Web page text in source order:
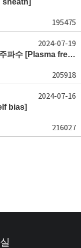
195475
Dielectric Etcher(CCP)에서 사용하는 주파수 [Plasma frequency 및 RF sheath]
205918
2024-07-19
bias]
216027
2024-07-16